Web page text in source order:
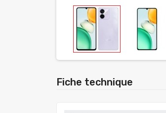
Fiche technique